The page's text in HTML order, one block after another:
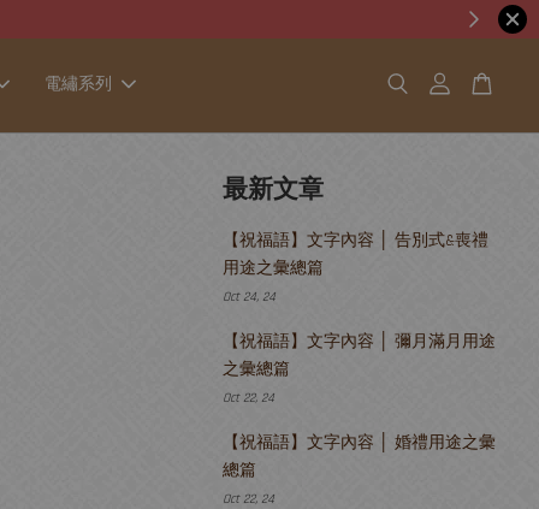
電繡系列
最新文章
【祝福語】文字內容 │ 告別式&喪禮
用途之彙總篇
Oct 24, 24
【祝福語】文字內容 │ 彌月滿月用途
之彙總篇
Oct 22, 24
【祝福語】文字內容 │ 婚禮用途之彙
總篇
Oct 22, 24